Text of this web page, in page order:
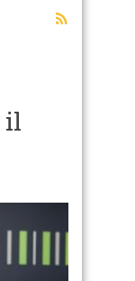
il
su
la
dei